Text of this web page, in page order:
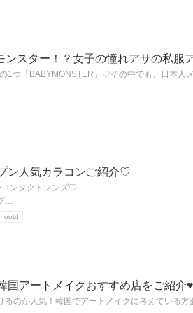
ンスター！？女子の憧れアサの私服
1つ「BABYMONSTER」♡その中でも、日本人
ン人気カラコンご紹介♡
コンタクトレンズ♡
…
ootd
国アートメイクおすすめ店をご紹介♥
のが人気！韓国でアートメイクに考えている